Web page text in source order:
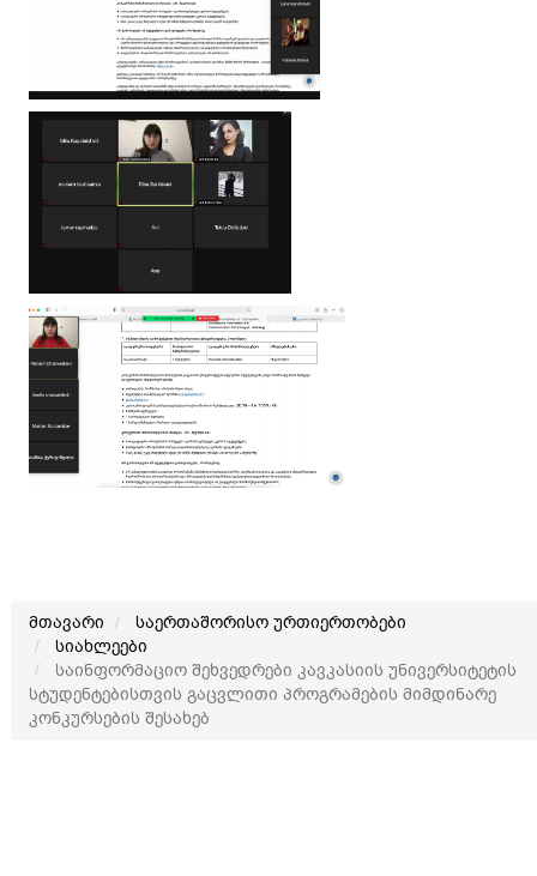
მთავარი
საერთაშორისო ურთიერთობები
სიახლეები
საინფორმაციო შეხვედრები კავკასიის უნივერსიტეტის
სტუდენტებისთვის გაცვლითი პროგრამების მიმდინარე
კონკურსების შესახებ